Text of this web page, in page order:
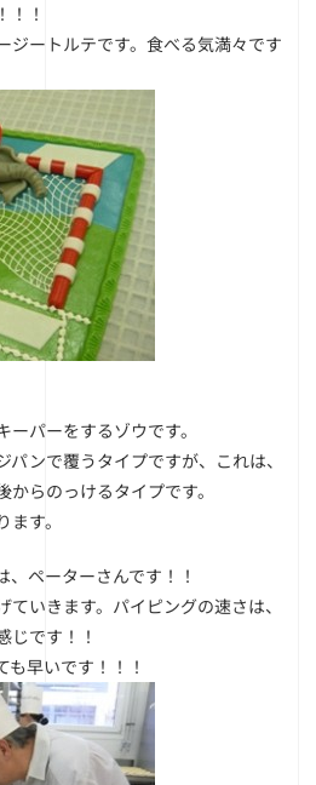
！！
ジートルテです。食べる気満々です
パーをするゾウです。
ンで覆うタイプですが、これは、
らのっけるタイプです。
す。
ペーターさんです！！
いきます。パイピングの速さは、
じです！！
早いです！！！